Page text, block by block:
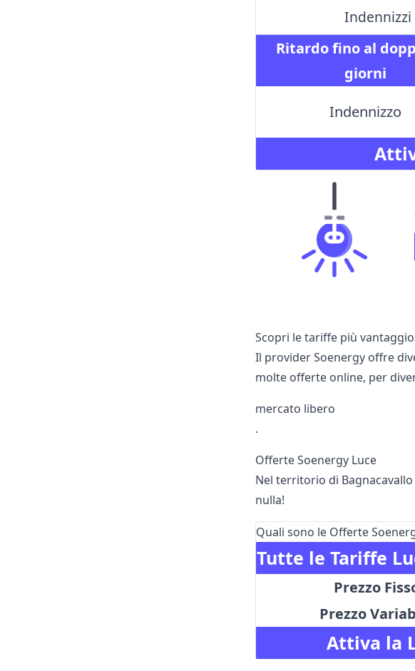
Indennizzi
Ritardo fino al
giorni
Indennizzo
Scopri le tariffe più
Il provider Soenergy offre
molte offerte online, per
mercato libero
.
Offerte Soenergy Luce
Nel territorio di
nulla!
Quali sono le Offerte
Attiva la
Tutte le Tariffe
Prezzo
Prezzo